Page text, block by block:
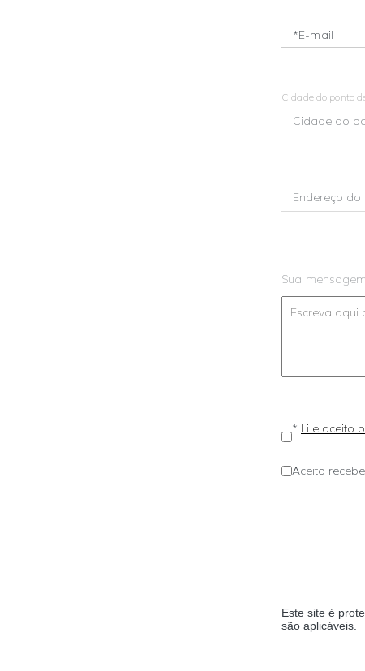
*E-mail
Cidade do ponto
Sua mensagem
* Li e aceito
Aceito
Este site é
são aplicáveis.